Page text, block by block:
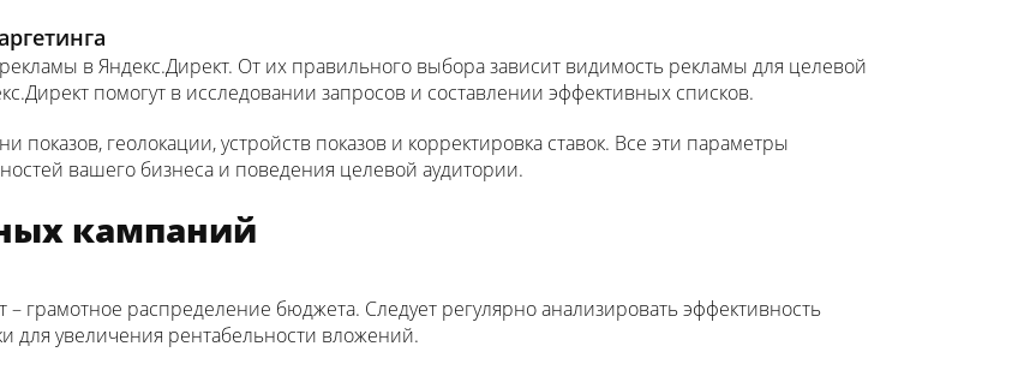
в Яндекс.Директ. От их правильного выбора зависит видимость рекламы для целевой
помогут в исследовании запросов и составлении эффективных списков.
показов, геолокации, устройств показов и корректировка ставок. Все эти параметры
вашего бизнеса и поведения целевой аудитории.
кампаний
грамотное распределение бюджета. Следует регулярно анализировать эффективность
для увеличения рентабельности вложений.